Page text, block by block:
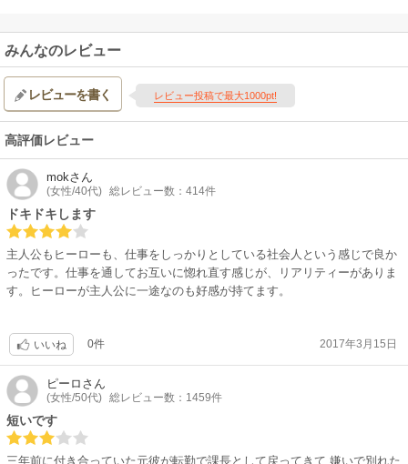
みんなのレビュー
レビューを書く レビュー投稿で最大1000pt!
高評価レビュー
mokさん
(女性/40代) 総レビュー数：414件
ドキドキします
主人公もヒーローも、仕事をしっかりとしている社会人という感じで良か
ったです。仕事を通してお互いに惚れ直す感じが、リアリティーがありま
す。ヒーローが主人公に一途なのも好感が持てます。
いいね 0件 2017年3月15日
ピーロ さん
(女性/50代) 総レビュー数：1459件
短いです
三年前に付き合っていた元彼が転勤で課長として戻ってきて 嫌いで別れた